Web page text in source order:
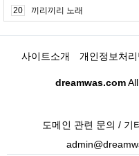
20
끼리끼리 노래
사이트소개 개인정보처리
dreamwas.comAll
도메인 관련 문의 / 기